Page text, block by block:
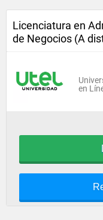
Licenciatura en
de Negocios (A
en